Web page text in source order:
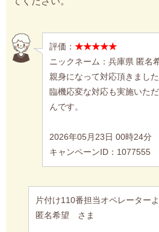
評価： ★★★★★
ニックネーム：兵庫県 匿名
親身になって対応頂きました
臨機応変な対応も実施いた
んです。
2026年05月23日 00時24分
キャンペーンID：1077555
片付け110番担当オペレーター
匿名希望 さま